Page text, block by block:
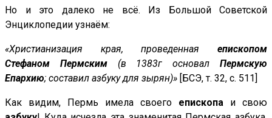
Но и это далеко не всё. Из Большой Советской
Энциклопедии узнаём:
«Христианизация края, проведенная епископом
Стефаном Пермским(в 1383г основалПермскую
Епархию; составил азбуку для зырян)» [БСЭ, т. 32, с. 511]
Как видим, Пермь имела своего епископа и свою